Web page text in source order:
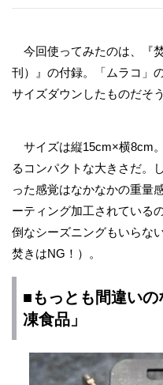
今回使ってみたのは、『
刊）』の付録。「ムラコ」
サイズダウンしたものだそう
サイズは縦15cm×横8cm
るコンパクトな大きさだ。
った感覚はなかなかの重量
ーティング加工されている
倒なシーズニングもいらな
焚きはNG！）。
■もっとも間違い
凍食品」